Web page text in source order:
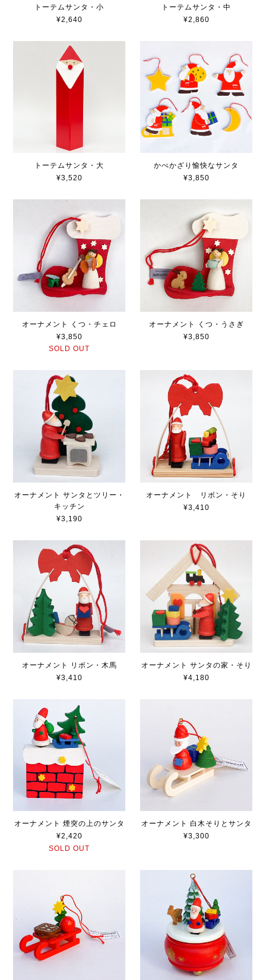
トーテムサンタ・小
¥2,640
トーテムサンタ・中
¥2,860
トーテムサンタ・大
¥3,520
かべかざり愉快なサンタ
¥3,850
オーナメント くつ・チェロ
¥3,850
SOLD OUT
オーナメント くつ・うさぎ
¥3,850
オーナメント サンタとツリー・
キッチン
¥3,190
オーナメント リボン・そり
¥3,410
オーナメント リボン・木馬
¥3,410
オーナメント サンタの家・そり
¥4,180
オーナメント 煙突の上のサンタ
¥2,420
SOLD OUT
オーナメント 白木そりとサンタ
¥3,300